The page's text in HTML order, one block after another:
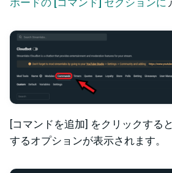
ボードの [コマンド] セクションに
[コマンドを追加] をクリックする
するオプションが表示されます。